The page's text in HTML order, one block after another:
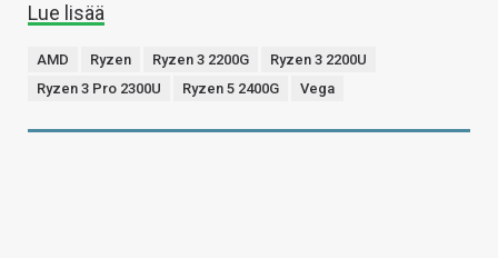
Lue lisää
AMD Ryzen Ryzen 3 2200G
Ryzen 3 2200U
Ryzen 3 Pro 2300U
Ryzen 5 2400G Vega